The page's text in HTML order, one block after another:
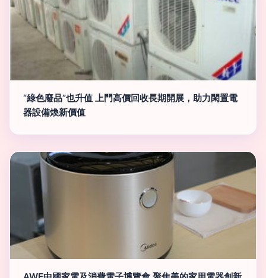
“綠色廢品”也升值 上門高價回收長期開展，助力閑置電
器設備煥新價值